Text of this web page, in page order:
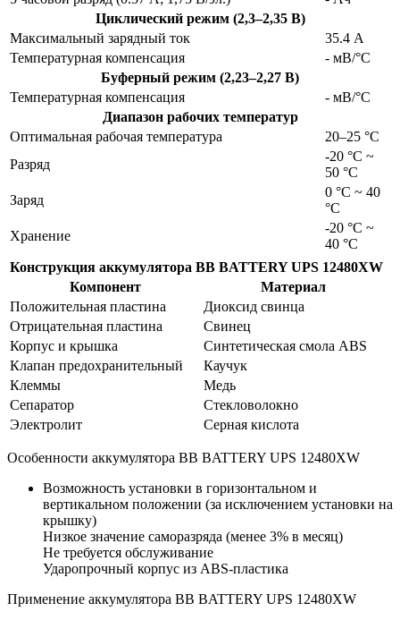
Циклический режим (2,3–2,35 В)
Максимальный зарядный ток
35.4 А
Температурная компенсация
- мВ/°С
Буферный режим (2,23–2,27 В)
Температурная компенсация
- мВ/°С
Диапазон рабочих температур
Оптимальная рабочая температура
20–25 °С
Разряд
-20 °С ~
50 °С
Заряд
0 °С ~ 40
°С
Хранение
-20 °С ~
40 °С
Конструкция аккумулятора BB BATTERY UPS 12480XW
Компонент
Материал
Положительная пластина
Диоксид свинца
Отрицательная пластина
Свинец
Корпус и крышка
Синтетическая смола ABS
Клапан предохранительный
Каучук
Клеммы
Медь
Сепаратор
Стекловолокно
Электролит
Серная кислота
Особенности аккумулятора BB BATTERY UPS 12480XW
Возможность установки в горизонтальном и
вертикальном положении (за исключением установки на
крышку)
Низкое значение саморазряда (менее 3% в месяц)
Не требуется обслуживание
Ударопрочный корпус из ABS-пластика
Применение аккумулятора BB BATTERY UPS 12480XW